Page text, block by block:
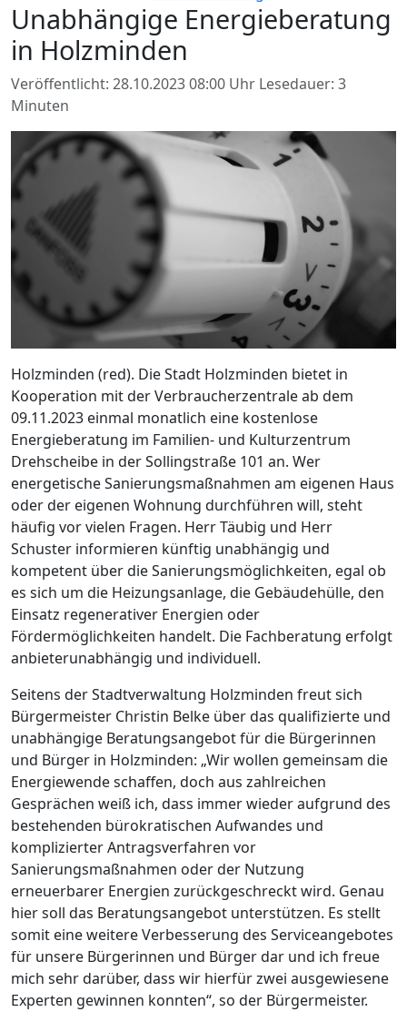
Unabhängige Energieberatung
in Holzminden
Veröffentlicht: 28.10.2023 08:00 Uhr Lesedauer: 3
Minuten
Holzminden (red). Die Stadt Holzminden bietet in
Kooperation mit der Verbraucherzentrale ab dem
09.11.2023 einmal monatlich eine kostenlose
Energieberatung im Familien- und Kulturzentrum
Drehscheibe in der Sollingstraße 101 an. Wer
energetische Sanierungsmaßnahmen am eigenen Haus
oder der eigenen Wohnung durchführen will, steht
häufig vor vielen Fragen. Herr Täubig und Herr
Schuster informieren künftig unabhängig und
kompetent über die Sanierungsmöglichkeiten, egal ob
es sich um die Heizungsanlage, die Gebäudehülle, den
Einsatz regenerativer Energien oder
Fördermöglichkeiten handelt. Die Fachberatung erfolgt
anbieterunabhängig und individuell.
Seitens der Stadtverwaltung Holzminden freut sich
Bürgermeister Christin Belke über das qualifizierte und
unabhängige Beratungsangebot für die Bürgerinnen
und Bürger in Holzminden: „Wir wollen gemeinsam die
Energiewende schaffen, doch aus zahlreichen
Gesprächen weiß ich, dass immer wieder aufgrund des
bestehenden bürokratischen Aufwandes und
komplizierter Antragsverfahren vor
Sanierungsmaßnahmen oder der Nutzung
erneuerbarer Energien zurückgeschreckt wird. Genau
hier soll das Beratungsangebot unterstützen. Es stellt
somit eine weitere Verbesserung des Serviceangebotes
für unsere Bürgerinnen und Bürger dar und ich freue
mich sehr darüber, dass wir hierfür zwei ausgewiesene
Experten gewinnen konnten“, so der Bürgermeister.